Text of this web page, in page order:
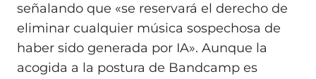
señalando que «se reservará el derecho de
eliminar cualquier música sospechosa de
haber sido generada por IA». Aunque la
acogida a la postura de Bandcamp es